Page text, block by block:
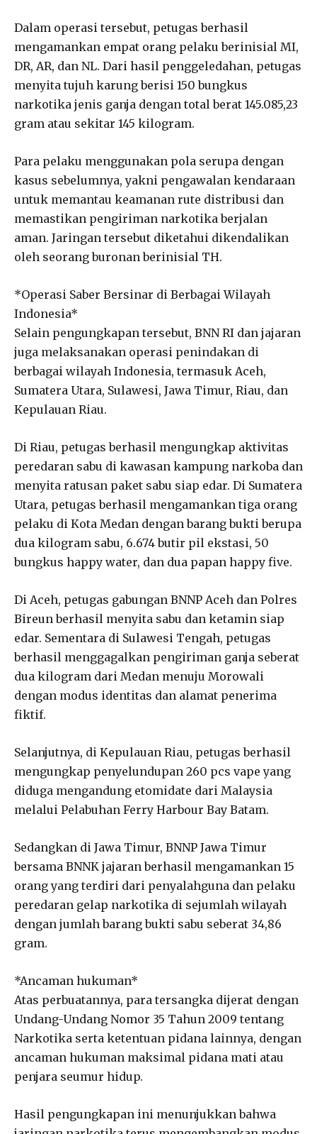
Dalam operasi tersebut, petugas berhasil
mengamankan empat orang pelaku berinisial MI,
DR, AR, dan NL. Dari hasil penggeledahan, petugas
menyita tujuh karung berisi 150 bungkus
narkotika jenis ganja dengan total berat 145.085,23
gram atau sekitar 145 kilogram.
Para pelaku menggunakan pola serupa dengan
kasus sebelumnya, yakni pengawalan kendaraan
untuk memantau keamanan rute distribusi dan
memastikan pengiriman narkotika berjalan
aman. Jaringan tersebut diketahui dikendalikan
oleh seorang buronan berinisial TH.
*Operasi Saber Bersinar di Berbagai Wilayah
Indonesia*
Selain pengungkapan tersebut, BNN RI dan jajaran
juga melaksanakan operasi penindakan di
berbagai wilayah Indonesia, termasuk Aceh,
Sumatera Utara, Sulawesi, Jawa Timur, Riau, dan
Kepulauan Riau.
Di Riau, petugas berhasil mengungkap aktivitas
peredaran sabu di kawasan kampung narkoba dan
menyita ratusan paket sabu siap edar. Di Sumatera
Utara, petugas berhasil mengamankan tiga orang
pelaku di Kota Medan dengan barang bukti berupa
dua kilogram sabu, 6.674 butir pil ekstasi, 50
bungkus happy water, dan dua papan happy five.
Di Aceh, petugas gabungan BNNP Aceh dan Polres
Bireun berhasil menyita sabu dan ketamin siap
edar. Sementara di Sulawesi Tengah, petugas
berhasil menggagalkan pengiriman ganja seberat
dua kilogram dari Medan menuju Morowali
dengan modus identitas dan alamat penerima
fiktif.
Selanjutnya, di Kepulauan Riau, petugas berhasil
mengungkap penyelundupan 260 pcs vape yang
diduga mengandung etomidate dari Malaysia
melalui Pelabuhan Ferry Harbour Bay Batam.
Sedangkan di Jawa Timur, BNNP Jawa Timur
bersama BNNK jajaran berhasil mengamankan 15
orang yang terdiri dari penyalahguna dan pelaku
peredaran gelap narkotika di sejumlah wilayah
dengan jumlah barang bukti sabu seberat 34,86
gram.
*Ancaman hukuman*
Atas perbuatannya, para tersangka dijerat dengan
Undang-Undang Nomor 35 Tahun 2009 tentang
Narkotika serta ketentuan pidana lainnya, dengan
ancaman hukuman maksimal pidana mati atau
penjara seumur hidup.
Hasil pengungkapan ini menunjukkan bahwa